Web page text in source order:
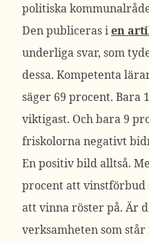
politiska
Den publiceras ien
underliga svar, som
dessa. Kompetenta
säger 69 procent. Bara
viktigast. Och bara 9
friskolorna negativt
En positiv bild alltså.
procent att vinstförbud
att vinna röster på. Är
verksamheten som står